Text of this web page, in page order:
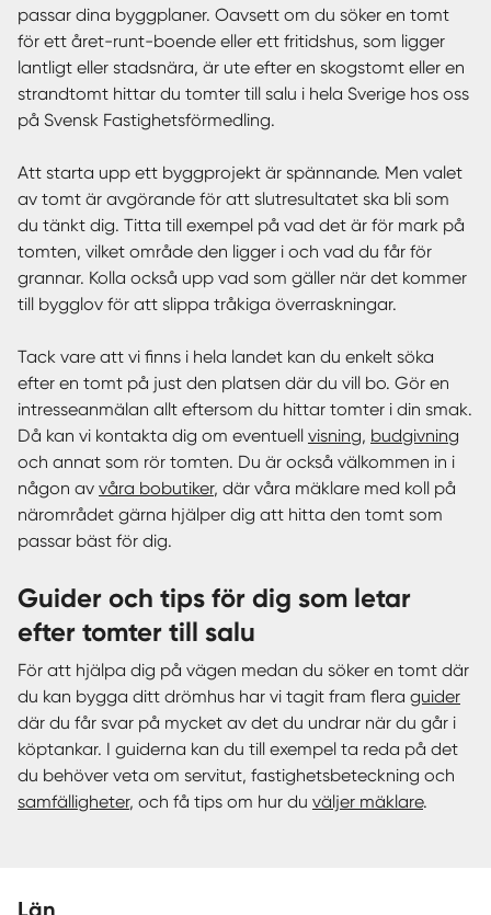
passar dina byggplaner. Oavsett om du söker en tomt
för ett året-runt-boende eller ett fritidshus, som ligger
lantligt eller stadsnära, är ute efter en skogstomt eller en
strandtomt hittar du tomter till salu i hela Sverige hos oss
på Svensk Fastighetsförmedling.
Att starta upp ett byggprojekt är spännande. Men valet
av tomt är avgörande för att slutresultatet ska bli som
du tänkt dig. Titta till exempel på vad det är för mark på
tomten, vilket område den ligger i och vad du får för
grannar. Kolla också upp vad som gäller när det kommer
till bygglov för att slippa tråkiga överraskningar.
Tack vare att vi finns i hela landet kan du enkelt söka
efter en tomt på just den platsen där du vill bo. Gör en
intresseanmälan allt eftersom du hittar tomter i din smak.
Då kan vi kontakta dig om eventuell visning, budgivning
och annat som rör tomten. Du är också välkommen in i
någon av våra bobutiker, där våra mäklare med koll på
närområdet gärna hjälper dig att hitta den tomt som
passar bäst för dig.
Guider och tips för dig som letar
efter tomter till salu
För att hjälpa dig på vägen medan du söker en tomt där
du kan bygga ditt drömhus har vi tagit fram flera guider
där du får svar på mycket av det du undrar när du går i
köptankar. I guiderna kan du till exempel ta reda på det
du behöver veta om servitut, fastighetsbeteckning och
samfälligheter, och få tips om hur du väljer mäklare.
Län